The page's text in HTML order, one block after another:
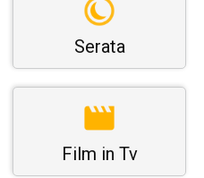
Serata
Film in Tv